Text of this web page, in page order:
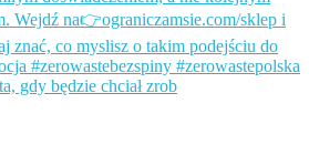
gdy będzie chciał zrob